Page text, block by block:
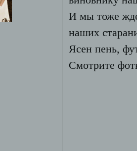
И мы тоже
наших
Ясен пень,
Смотрите